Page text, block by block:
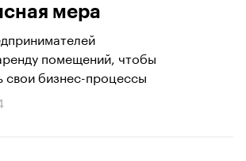
мера
помещений, чтобы
свои бизнес-процессы